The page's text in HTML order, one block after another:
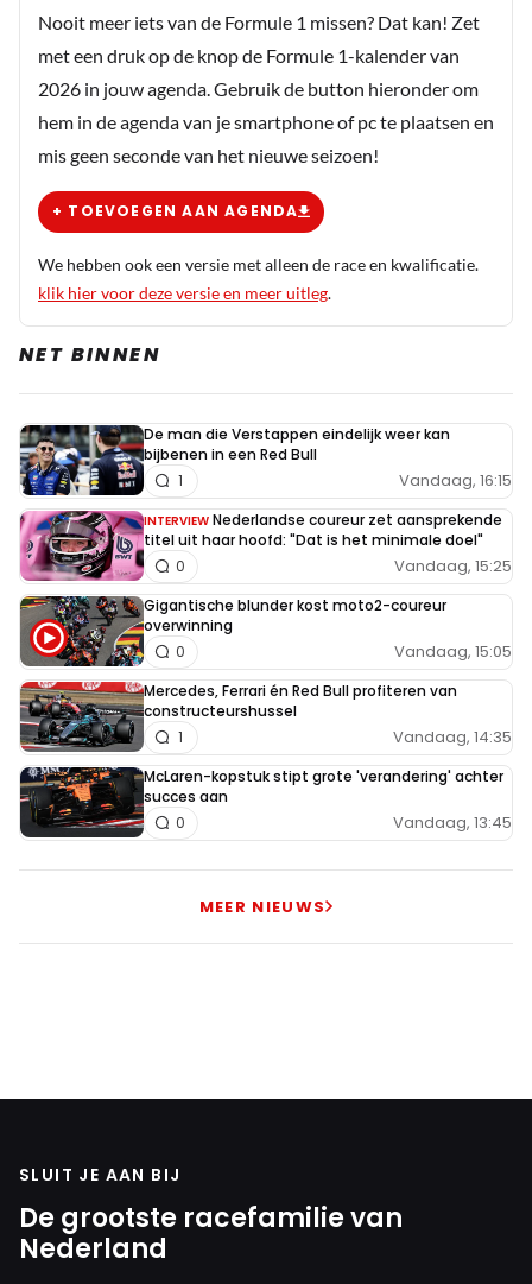
Nooit meer iets van de Formule 1 missen? Dat kan! Zet
met een druk op de knop de Formule 1-kalender van
2026 in jouw agenda. Gebruik de button hieronder om
hem in de agenda van je smartphone of pc te plaatsen en
mis geen seconde van het nieuwe seizoen!
+ TOEVOEGEN AAN AGENDA
We hebben ook een versie met alleen de race en kwalificatie.
klik hier voor deze versie en meer uitleg.
NET BINNEN
De man die Verstappen eindelijk weer kan
bijbenen in een Red Bull
Vandaag, 16:15
1
INTERVIEW Nederlandse coureur zet aansprekende
titel uit haar hoofd: "Dat is het minimale doel"
Vandaag, 15:25
0
Gigantische blunder kost moto2-coureur
overwinning
Vandaag, 15:05
0
Mercedes, Ferrari én Red Bull profiteren van
constructeurshussel
Vandaag, 14:35
1
McLaren-kopstuk stipt grote 'verandering' achter
succes aan
Vandaag, 13:45
0
MEER NIEUWS
SLUIT JE AAN BIJ
De grootste racefamilie van
Nederland